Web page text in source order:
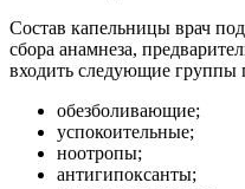
Состав капельницы врач
сбора анамнеза,
входить следующие группы
обезболивающие;
успокоительные;
ноотропы;
антигипоксанты;